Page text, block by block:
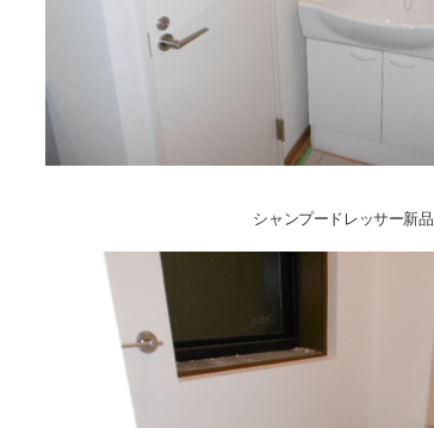
シャンプードレッサー新品